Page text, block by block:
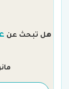
هل تبحث عن